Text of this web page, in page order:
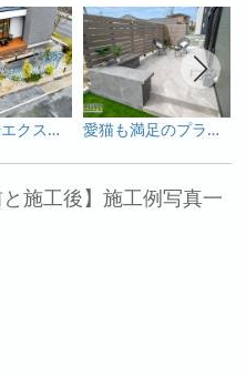
住宅展示場エクステリア 愛猫も満足のプライベートテラス
施工後】施工例写真一